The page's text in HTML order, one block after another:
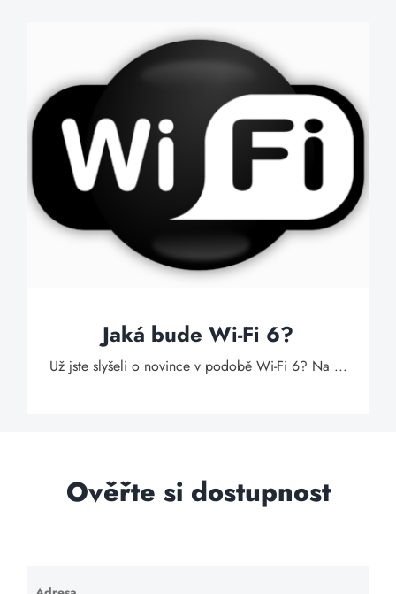
Jaká bude Wi-Fi 6?
Už jste slyšeli o novince v podobě Wi-Fi 6? Na ...
Ověřte si dostupnost